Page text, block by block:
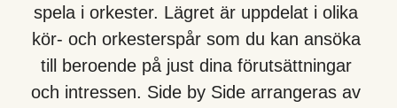
spela i orkester. Lägret är uppdelat i olika
kör- och orkesterspår som du kan ansöka
till beroende på just dina förutsättningar
och intressen. Side by Side arrangeras av